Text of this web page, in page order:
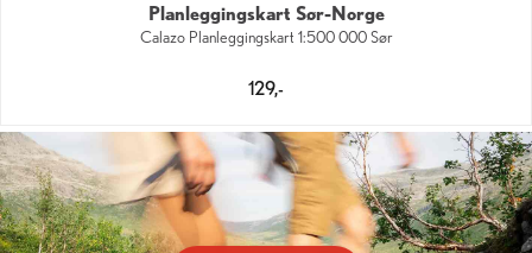
Planleggingskart Sør-Norge
Calazo Planleggingskart 1:500 000 Sør
129,-